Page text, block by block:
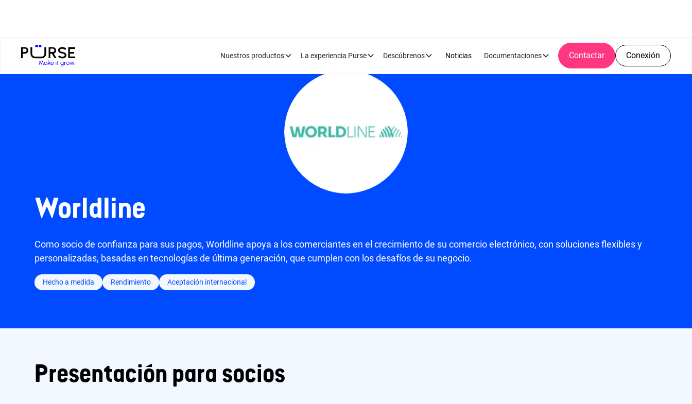
Nuestros productos La experiencia Purse Descúbrenos Noticias Documentaciones Contactar Conexión
Worldline
Como socio de confianza para sus pagos, Worldline apoya a los comerciantes en el crecimiento de su comercio electrónico, con soluciones flexibles y
personalizadas, basadas en tecnologías de última generación, que cumplen con los desafíos de su negocio.
Hecho a medida Rendimiento Aceptación internacional
Presentación para socios